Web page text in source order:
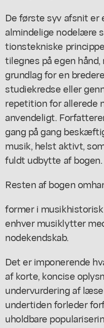
De første syv afsnit er
almindelige nodelære
tionstekniske
tilegnes på egen
grundlag for en
studiekredse eller
repetition for allerede
anvendeligt.
gang på gang
musik, helst aktivt,
fuldt udbytte af bogen.
Resten af bogen
former i
enhver musiklytter
nodekendskab.
Det er imponerende
af korte, koncise
undervurdering af
undertiden forleder
uholdbare